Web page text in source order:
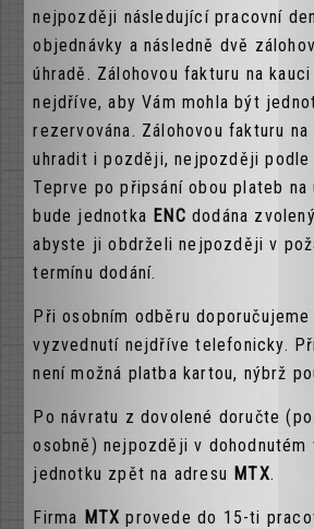
nejpozději následující pracovní
objednávky a následně dvě
úhradě. Zálohovou fakturu na
nejdříve, aby Vám mohla být
rezervována. Zálohovou fakturu
uhradit i později, nejpozději podle
Teprve po připsání obou plateb na
bude jednotka ENCdodána
abyste ji obdrželi nejpozději v
termínu dodání.
Při osobním odběru
vyzvednutí nejdříve telefonicky.
není možná platba kartou, nýbrž
Po návratu z dovolené doručte
osobně) nejpozději v dohodnutém
jednotku zpět na adresu MTX.
Firma MTXprovede do 15-ti